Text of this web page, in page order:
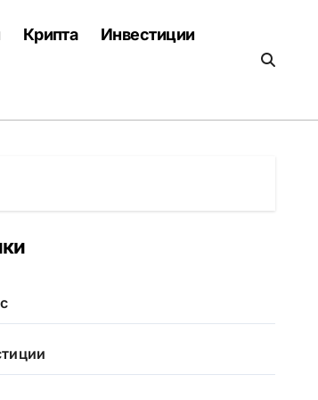
Крипта Инвестиции